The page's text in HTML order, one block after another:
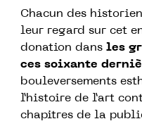
Chacun des
leur regard sur cet
donation dans les
ces soixante
bouleversements
l’histoire de l’art
chapitres de la